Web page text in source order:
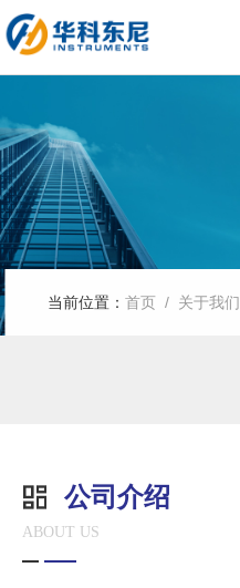
当前位置：首页 / 关于我们
公司介绍
ABOUT US